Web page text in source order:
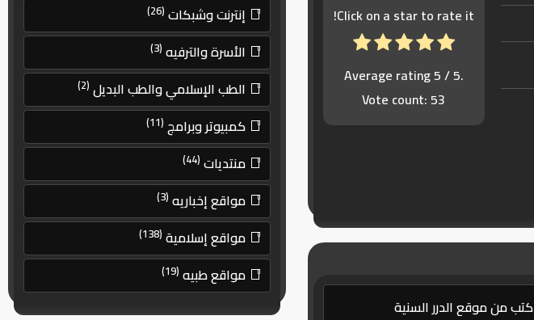
Click on a star to rate it!
Average rating5/ 5.
Vote count:53
كتب من موقع الدرر السنية
إنترنت وشبكات (26)
الأسرة والترفيه (3)
الطب الإسلامي والطب البديل (2)
كمبيوتر وبرامج (11)
منتديات (44)
مواقع إخباريه (3)
مواقع إسلامية (138)
مواقع طبيه (19)